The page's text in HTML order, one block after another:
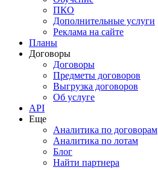
ПКО
Дополнительные услуги
Реклама на сайте
Планы
Договоры
Договоры
Предметы договоров
Выгрузка договоров
Об услуге
API
Еще
Аналитика по договорам
Аналитика по лотам
Блог
Найти партнера